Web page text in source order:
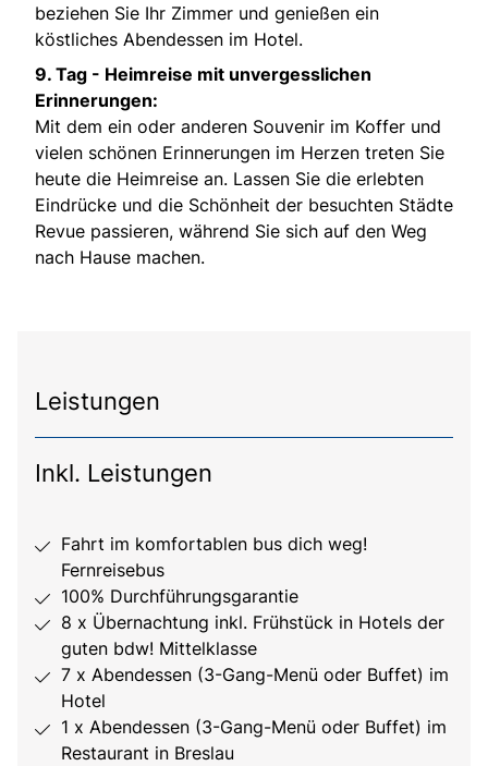
beziehen Sie Ihr Zimmer und genießen ein
köstliches Abendessen im Hotel.
9. Tag - Heimreise mit unvergesslichen
Erinnerungen:
Mit dem ein oder anderen Souvenir im Koffer und
vielen schönen Erinnerungen im Herzen treten Sie
heute die Heimreise an. Lassen Sie die erlebten
Eindrücke und die Schönheit der besuchten Städte
Revue passieren, während Sie sich auf den Weg
nach Hause machen.
Leistungen
Inkl. Leistungen
Fahrt im komfortablen bus dich weg!
Fernreisebus
100% Durchführungsgarantie
8 x Übernachtung inkl. Frühstück in Hotels der
guten bdw! Mittelklasse
7 x Abendessen (3-Gang-Menü oder Buffet) im
Hotel
1 x Abendessen (3-Gang-Menü oder Buffet) im
Restaurant in Breslau